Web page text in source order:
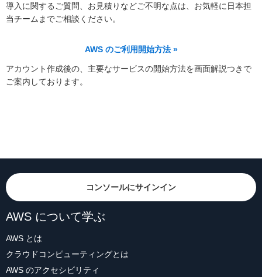
導入に関するご質問、お見積りなどご不明な点は、お気軽に日本担
当チームまでご相談ください。
AWS のご利用開始方法 »
アカウント作成後の、主要なサービスの開始方法を画面解説つきで
ご案内しております。
コンソールにサインイン
AWS について学ぶ
AWS とは
クラウドコンピューティングとは
AWS のアクセシビリティ